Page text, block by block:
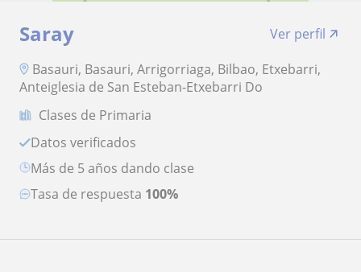
Saray
Ver perfil
Basauri, Basauri, Arrigorriaga, Bilbao, Etxebarri,
Anteiglesia de San Esteban-Etxebarri Do
Clases de Primaria
Datos verificados
más de 5 años dando clase
Tasa de respuesta 100%